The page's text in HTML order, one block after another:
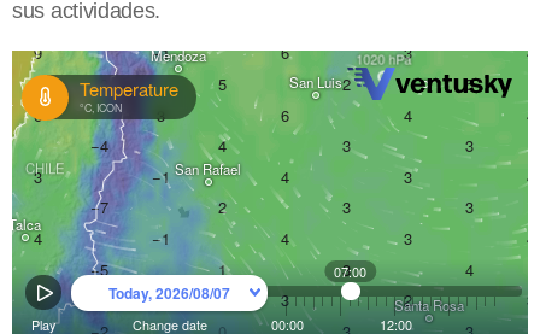
sus actividades.